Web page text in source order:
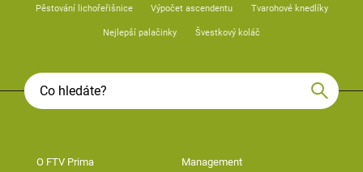
Pěstování lichořeřišnice Výpočet ascendentu Tvarohové knedlíky
Nejlepší palačinky Švestkový koláč
O FTV Prima Management